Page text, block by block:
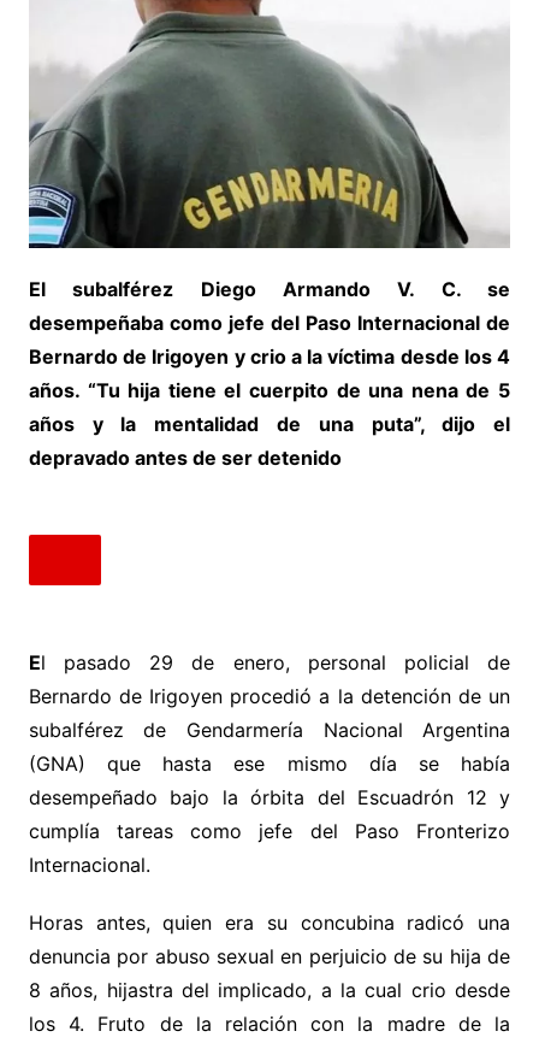
El subalférez Diego Armando V. C. se
desempeñaba como jefe del Paso Internacional de
Bernardo de Irigoyen y crio a la víctima desde los 4
años. “Tu hija tiene el cuerpito de una nena de 5
años y la mentalidad de una puta”, dijo el
depravado antes de ser detenido
El pasado 29 de enero, personal policial de
Bernardo de Irigoyen procedió a la detención de un
subalférez de Gendarmería Nacional Argentina
(GNA) que hasta ese mismo día se había
desempeñado bajo la órbita del Escuadrón 12 y
cumplía tareas como jefe del Paso Fronterizo
Internacional.
Horas antes, quien era su concubina radicó una
denuncia por abuso sexual en perjuicio de su hija de
8 años, hijastra del implicado, a la cual crio desde
los 4. Fruto de la relación con la madre de la